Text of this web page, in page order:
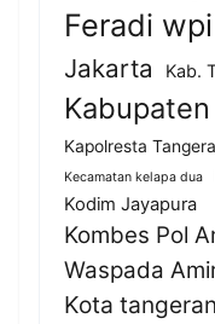
Feradi wpi
Jakarta Kab.
Kapolresta
Kecamatan kelapa dua
Kodim Jayapura
Kombes Pol
Waspada
Kota